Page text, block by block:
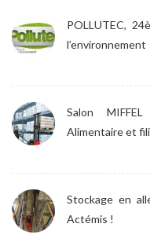
POLLUTEC,
l’environnement
Salon
Alimentaire et
Stockage en
Actémis !